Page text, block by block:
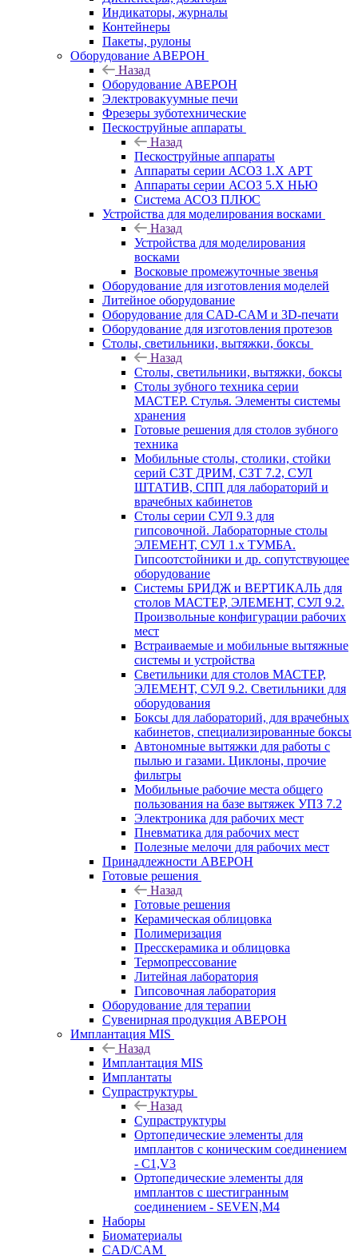
Индикаторы, журналы
Контейнеры
Пакеты, рулоны
Оборудование АВЕРОН
Назад
Оборудование АВЕРОН
Электровакуумные печи
Фрезеры зуботехнические
Пескоструйные аппараты
Назад
Пескоструйные аппараты
Аппараты серии АСОЗ 1.Х АРТ
Аппараты серии АСОЗ 5.Х НЬЮ
Система АСОЗ ПЛЮС
Устройства для моделирования восками
Назад
Устройства для моделирования
восками
Восковые промежуточные звенья
Оборудование для изготовления моделей
Литейное оборудование
Оборудование для CAD-CAM и 3D-печати
Оборудование для изготовления протезов
Cтолы, светильники, вытяжки, боксы
Назад
Cтолы, светильники, вытяжки, боксы
Столы зубного техника серии
МАСТЕР. Стулья. Элементы системы
хранения
Готовые решения для столов зубного
техника
Мобильные столы, столики, стойки
серий СЗТ ДРИМ, СЗТ 7.2, СУЛ
ШТАТИВ, СПП для лабораторий и
врачебных кабинетов
Столы серии СУЛ 9.3 для
гипсовочной. Лабораторные столы
ЭЛЕМЕНТ, СУЛ 1.х ТУМБА.
Гипсоотстойники и др. сопутствующее
оборудование
Системы БРИДЖ и ВЕРТИКАЛЬ для
столов МАСТЕР, ЭЛЕМЕНТ, СУЛ 9.2.
Произвольные конфигурации рабочих
мест
Встраиваемые и мобильные вытяжные
системы и устройства
Светильники для столов МАСТЕР,
ЭЛЕМЕНТ, СУЛ 9.2. Светильники для
оборудования
Боксы для лабораторий, для врачебных
кабинетов, специализированные боксы
Автономные вытяжки для работы с
пылью и газами. Циклоны, прочие
фильтры
Мобильные рабочие места общего
пользования на базе вытяжек УПЗ 7.2
Электроника для рабочих мест
Пневматика для рабочих мест
Полезные мелочи для рабочих мест
Принадлежности АВЕРОН
Готовые решения
Назад
Готовые решения
Керамическая облицовка
Полимеризация
Пресскерамика и облицовка
Термопрессование
Литейная лаборатория
Гипсовочная лаборатория
Оборудование для терапии
Сувенирная продукция АВЕРОН
Имплантация MIS
Назад
Имплантация MIS
Имплантаты
Супраструктуры
Назад
Супраструктуры
Ортопедические элементы для
имплантов с коническим соединением
- C1,V3
Ортопедические элементы для
имплантов с шестигранным
соединением - SEVEN,M4
Наборы
Биоматериалы
CAD/CAM